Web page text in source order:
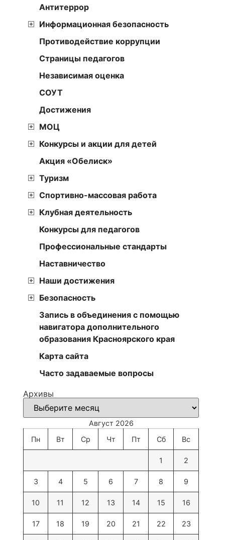
Антитеррор
Информационная безопасность
Противодействие коррупции
Страницы педагогов
Независимая оценка
СОУТ
Достижения
МОЦ
Конкурсы и акции для детей
Акция «Обелиск»
Туризм
Спортивно-массовая работа
Клубная деятельность
Конкурсы для педагогов
Профессиональные стандарты
Наставничество
Наши достижения
Безопасность
Запись в объединения с помощью
навигатора дополнительного
образования Красноярского края
Карта сайта
Часто задаваемые вопросы
Архивы
Август 2026
Пн
Вт Ср Чт Пт Сб Вс
1 2
3 4 5 6 7 8 9
10 11 12 13 14 15 16
17 18 19 20 21 22 23